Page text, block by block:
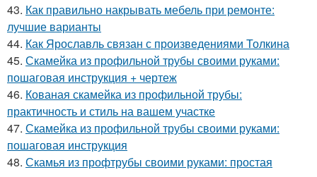
43. Как правильно накрывать мебель при ремонте:
лучшие варианты
44. Как Ярославль связан с произведениями Толкина
45. Скамейка из профильной трубы своими руками:
пошаговая инструкция + чертеж
46. Кованая скамейка из профильной трубы:
практичность и стиль на вашем участке
47. Скамейка из профильной трубы своими руками:
пошаговая инструкция
48. Скамья из профтрубы своими руками: простая